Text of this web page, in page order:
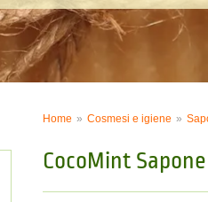
Home Cosmesi e igiene
CocoMint